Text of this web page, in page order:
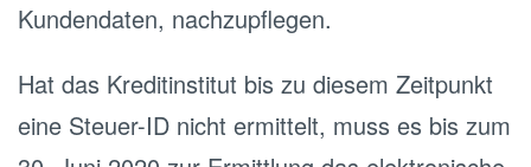
Kundendaten, nachzupflegen.
Hat das Kreditinstitut bis zu diesem Zeitpunkt
eine Steuer-ID nicht ermittelt, muss es bis zum